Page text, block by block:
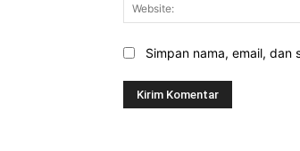
Simpan nama, email,